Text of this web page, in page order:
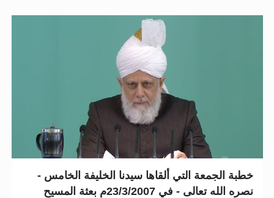
خطبة الجمعة التي ألقاها سيدنا الخليفة الخامس -
نصره الله تعالى - في 23/3/2007م بعثة المسيح